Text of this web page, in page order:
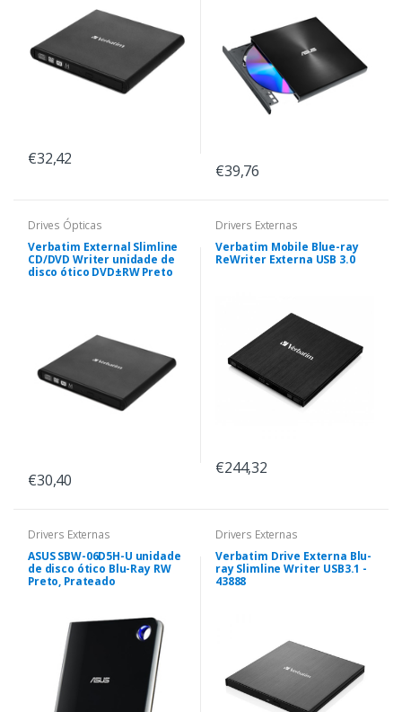
€32,42
€39,76
Drives Ópticas
Verbatim External Slimline
CD/DVD Writer unidade de
disco ótico DVD±RW Preto
€30,40
Drivers Externas
Verbatim Mobile Blue-ray
ReWriter Externa USB 3.0
€244,32
Drivers Externas
ASUS SBW-06D5H-U unidade
de disco ótico Blu-Ray RW
Preto, Prateado
Drivers Externas
Verbatim Drive Externa Blu-
ray Slimline Writer USB3.1 -
43888